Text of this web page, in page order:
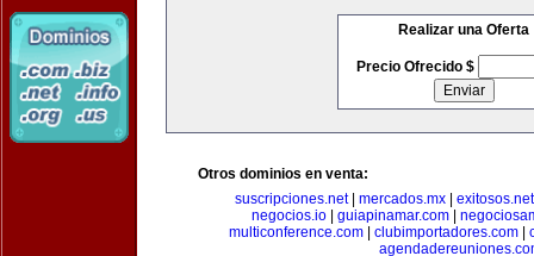
Realizar una Oferta
Precio Ofrecido $
Otros dominios en venta:
suscripciones.net| mercados.mx
exitosos.net
negocios.io
guiapinamar.com
multiconference.com
clubimportadores.com